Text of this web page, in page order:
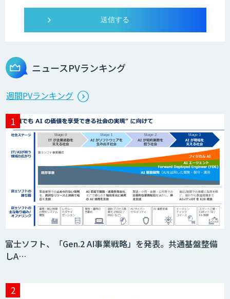
製造業特化型オーダーメイドAI開発（知
財/FMEA/電気回路/CAD/外観検査）
異常検知AI
需要予測＋業務最適化AIシステム
『KISS』
imprai ezCheck
ニュースPVランキング
週間PVランキング
富士ソフト、「Gen.2 AI事業戦略」を発表。共通基盤整備
しA…